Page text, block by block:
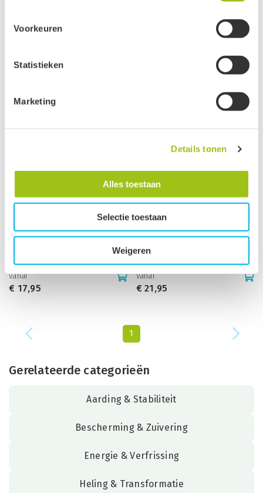
Clerk
Je kunt jouw toestemming ten alle tijden intrekken via de
Voorkeuren
Statistieken
Marketing
Details tonen
Alles toestaan
Selectie toestaan
Weigeren
€13,60
Nerolina olie
vanaf
€ 17,95
Lavendel Fine AOP olie
vanaf
€21,95
1
Gerelateerde categorieën
Aarding & Stabiliteit
Bescherming & Zuivering
Energie & Verfrissing
Heling & Transformatie